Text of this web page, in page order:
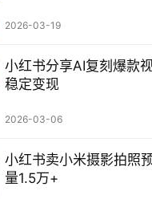
2026-03-19
小红书分享AI复刻爆款视
稳定变现
2026-03-06
小红书卖小米摄影拍照
量1.5万+